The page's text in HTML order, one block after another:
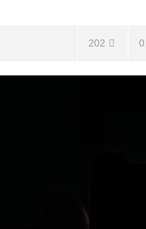
0
202